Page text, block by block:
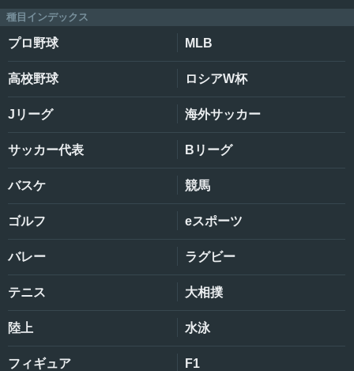
種目インデックス
プロ野球 MLB
高校野球 ロシアW杯
Jリーグ 海外サッカー
サッカー代表 Bリーグ
バスケ 競馬
ゴルフ eスポーツ
バレー ラグビー
テニス 大相撲
陸上 水泳
フィギュア F1